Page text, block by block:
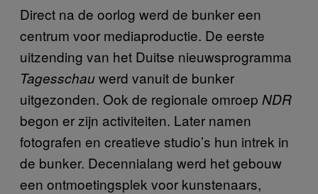
Direct na de oorlog werd de bunker een
centrum voor mediaproductie. De eerste
uitzending van het Duitse nieuwsprogramma
Tagesschauwerd vanuit de bunker
uitgezonden. Ook de regionale omroep NDR
begon er zijn activiteiten. Later namen
fotografen en creatieve studio’s hun intrek in
de bunker. Decennialang werd het gebouw
een ontmoetingsplek voor kunstenaars,